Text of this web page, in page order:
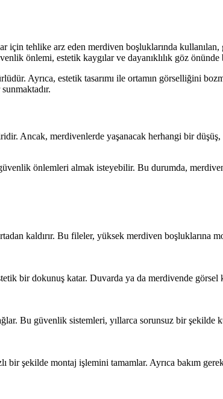
için tehlike arz eden merdiven boşluklarında
önlemi, estetik kaygılar ve dayanıklılık göz
Ayrıca, estetik tasarımı ile ortamın görselliğini
Ancak, merdivenlerde yaşanacak herhangi bir
önlemleri almak isteyebilir. Bu durumda,
kaldırır. Bu fileler, yüksek merdiven boşluklarına
bir dokunuş katar. Duvarda ya da merdivende
Bu güvenlik sistemleri, yıllarca sorunsuz bir şekilde
şekilde montaj işlemini tamamlar. Ayrıca bakım